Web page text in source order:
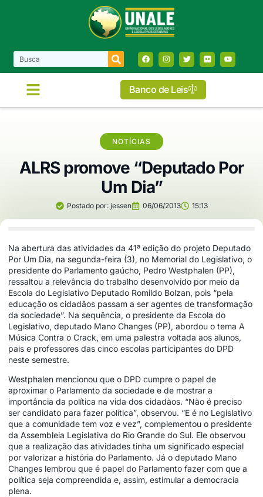
Banco de Leis
NOTÍCIAS
ALRS promove “Deputado Por
Um Dia”
Postado por:jessen 06/06/2013 15:13
Na abertura das atividades da 41ª edição do projeto Deputado
Por Um Dia, na segunda-feira (3), no Memorial do Legislativo, o
presidente do Parlamento gaúcho, Pedro Westphalen (PP),
ressaltou a relevância do trabalho desenvolvido por meio da
Escola do Legislativo Deputado Romildo Bolzan, pois “pela
educação os cidadãos passam a ser agentes de transformação
da sociedade”. Na sequência, o presidente da Escola do
Legislativo, deputado Mano Changes (PP), abordou o tema A
Música Contra o Crack, em uma palestra voltada aos alunos,
pais e professores das cinco escolas participantes do DPD
neste semestre.
Westphalen mencionou que o DPD cumpre o papel de
aproximar o Parlamento da sociedade e de mostrar a
importância da política na vida dos cidadãos. “Não é preciso
ser candidato para fazer política”, observou. “E é no Legislativo
que a comunidade tem voz e vez”, complementou o presidente
da Assembleia Legislativa do Rio Grande do Sul. Ele observou
que a realização das atividades tinha um significado especial
por valorizar a história do Parlamento. Já o deputado Mano
Changes lembrou que é papel do Parlamento fazer com que a
política seja compreendida e, assim, estimular a democracia
plena.